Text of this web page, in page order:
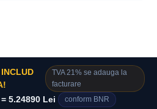
INCLUD
TVA 21% se adauga la
facturare
5.24890 Lei conform BNR